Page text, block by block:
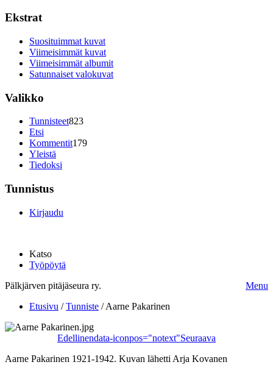
Ekstrat
Suosituimmat kuvat
Viimeisimmät kuvat
Viimeisimmät albumit
Satunnaiset valokuvat
Valikko
Tunnisteet823
Etsi
Kommentit179
Yleistä
Tiedoksi
Tunnistus
Kirjaudu
Katso
Työpöytä
Pälkjärven pitäjäseura ry.
Menu
Etusivu /Tunniste /Aarne Pakarinen
Edellinendata-iconpos="notext"Seuraava
Aarne Pakarinen 1921-1942. Kuvan lähetti Arja Kovanen